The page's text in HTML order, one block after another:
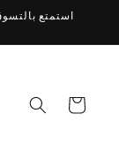
التسوق